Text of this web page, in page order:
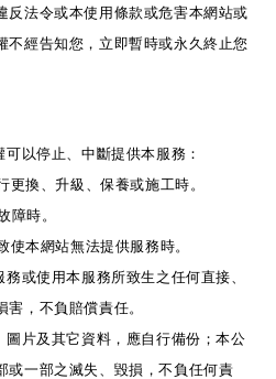
反法令或本使用條款或危害本網站或
不經告知您，立即暫時或永久終止您
以停止、中斷提供本服務：
更換、升級、保養或施工時。
障時。
本網站無法提供服務時。
或使用本服務所致生之任何直接、
，不負賠償責任。
片及其它資料，應自行備份；本公
或一部之滅失、毀損，不負任何責